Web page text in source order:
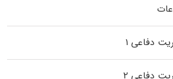
دفاعی ۱
دفاعی ۲